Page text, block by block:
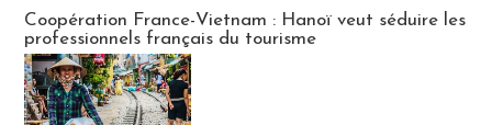
Coopération France-Vietnam : Hanoï veut séduire les
professionnels français du tourisme